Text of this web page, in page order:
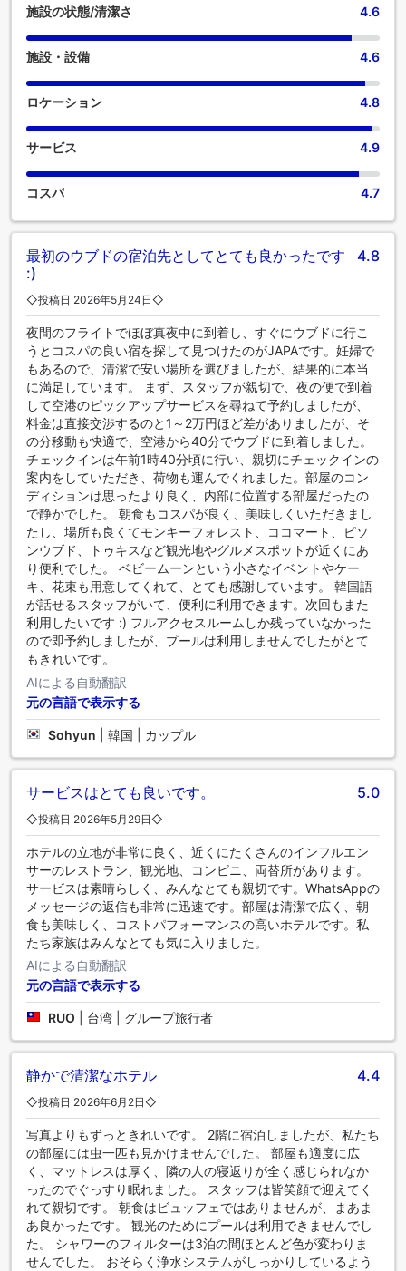
な設備が整っております。 一部の客室にはエアコンやリネン
みください。JAPA スイート アンド ヴィラズの一部客室で
は、独立したリビングルーム、あるいはバルコニーやテラス
が部屋のデザインに組み込まれています。多くの客室には、
室内ビデオストリーミング、日刊新聞、テレビがあり、ゲス
をお楽しみいただけます。 客室のバスルームには、バスロー
ブ、タオル、ドライヤーを備え付けております。 最も理想的
な方法で、休暇体験に乗り出しましょう。ご滞在の毎朝は、
ホテル内の朝食からはじめましょう。施設内のレストランで
旅が空腹から解放されます！ お食事のご希望について不安が
は、あらゆる嗜好に対応する様々な料理をご用意していま
す。 当宿泊施設のエンターテイメント施設で過ごす夜は、旅
仲間と出かけるのと同じくらい楽しいものです。 ご滞在中
は、魅力的なアクティビティやアメニティをお楽しみいただ
けます。自分へのご褒美に、スパ施設で思い出に残るひとと
きをお過ごしください。当宿泊施設のプールサイドでくつろ
ぎ、ゆったりとしたひとときをお過ごしください。 当宿泊施
設では、プールサイドのバーで心地よいカクテルを飲みなが
ら、のんびりとドリンクを楽しめます。
施設の状態/清潔さ 4.6
施設・設備 4.6
ロケーション 4.8
サービス 4.9
コスパ 4.7
最初のウブドの宿泊先としてとても良かったです
:)
4.8
◇投稿日 2026年5月24日◇
夜間のフライトでほぼ真夜中に到着し、すぐにウブドに行こ
うとコスパの良い宿を探して見つけたのがJAPAです。妊婦で
もあるので、清潔で安い場所を選びましたが、結果的に本当
に満足しています。 まず、スタッフが親切で、夜の便で到着
して空港のピックアップサービスを尋ねて予約しましたが、
料金は直接交渉するのと1～2万円ほど差がありましたが、そ
の分移動も快適で、空港から40分でウブドに到着しました。
チェックインは午前1時40分頃に行い、親切にチェックインの
案内をしていただき、荷物も運んでくれました。部屋のコン
ディションは思ったより良く、内部に位置する部屋だったの
で静かでした。 朝食もコスパが良く、美味しくいただきまし
たし、場所も良くてモンキーフォレスト、ココマート、ピソ
ンウブド、トゥキスなど観光地やグルメスポットが近くにあ
り便利でした。 ベビームーンという小さなイベントやケー
キ、花束も用意してくれて、とても感謝しています。 韓国語
が話せるスタッフがいて、便利に利用できます。次回もまた
利用したいです :) フルアクセスルームしか残っていなかった
ので即予約しましたが、プールは利用しませんでしたがとて
もきれいです。
AIによる自動翻訳
元の言語で表示する
Sohyun 韓国 | カップル
サービスはとても良いです。 5.0
◇投稿日 2026年5月29日◇
ホテルの立地が非常に良く、近くにたくさんのインフルエン
サーのレストラン、観光地、コンビニ、両替所があります。
サービスは素晴らしく、みんなとても親切です。WhatsAppの
メッセージの返信も非常に迅速です。部屋は清潔で広く、朝
食も美味しく、コストパフォーマンスの高いホテルです。私
たち家族はみんなとても気に入りました。
AIによる自動翻訳
元の言語で表示する
RUO 台湾 | グループ旅行者
静かで清潔なホテル 4.4
◇投稿日 2026年6月2日◇
写真よりもずっときれいです。 2階に宿泊しましたが、私たち
の部屋には虫一匹も見かけませんでした。 部屋も適度に広
く、マットレスは厚く、隣の人の寝返りが全く感じられなか
ったのでぐっすり眠れました。 スタッフは皆笑顔で迎えてく
れて親切です。 朝食はビュッフェではありませんが、まあま
あ良かったです。 観光のためにプールは利用できませんでし
た。 シャワーのフィルターは3泊の間ほとんど色が変わりま
せんでした。 おそらく浄水システムがしっかりしているよう